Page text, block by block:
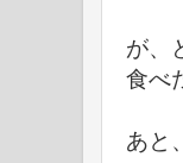
が、
食べ
あと